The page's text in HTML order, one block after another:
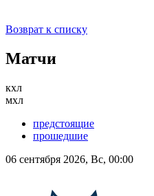
Возврат к списку
Матчи
кхл
мхл
предстоящие
прошедшие
06 сентября 2026, Вс, 00:00